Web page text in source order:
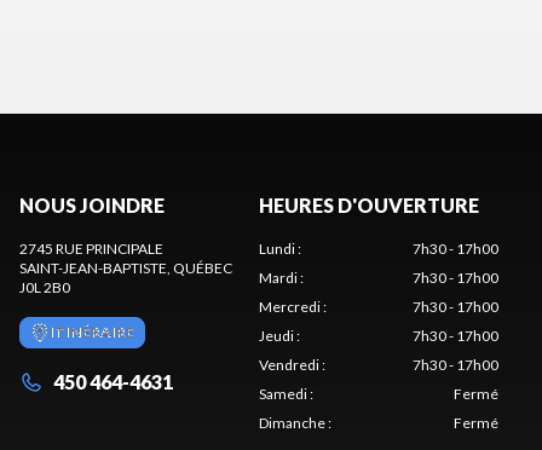
NOUS JOINDRE
2745 RUE PRINCIPALE
SAINT-JEAN-BAPTISTE , QUÉBEC
J0L 2B0
ITINÉRAIRE
450 464-4631
HEURES D'OUVERTURE
Lundi:
7h30 - 17h00
Mardi:
7h30 - 17h00
Mercredi:
7h30 - 17h00
Jeudi:
7h30 - 17h00
Vendredi:
7h30 - 17h00
Samedi:
Fermé
Dimanche: Fermé